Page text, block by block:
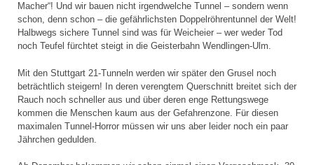
Macher“! Und wir bauen nicht irgendwelche Tunnel – sondern wenn
schon, denn schon – die gefährlichsten Doppelröhrentunnel der Welt!
Halbwegs sichere Tunnel sind was für Weicheier – wer weder Tod
noch Teufel fürchtet steigt in die Geisterbahn Wendlingen-Ulm.
Mit den Stuttgart 21-Tunneln werden wir später den Grusel noch
beträchtlich steigern! In deren verengtem Querschnitt breitet sich der
Rauch noch schneller aus und über deren enge Rettungswege
kommen die Menschen kaum aus der Gefahrenzone. Für diesen
maximalen Tunnel-Horror müssen wir uns aber leider noch ein paar
Jährchen gedulden.